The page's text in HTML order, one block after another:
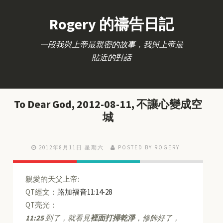
Rogery 的禱告日記
一段我與上帝最親密的故事，我與上帝最
貼近的對話
To Dear God, 2012-08-11, 不讓心變成空
城
2012年8月11日 星期六 POSTED BY ROGERY
親愛的天父上帝:
QT經文： 路加福音11:14-28
QT亮光：
11:25到了，就看見裡面打掃乾淨，修飾好了，